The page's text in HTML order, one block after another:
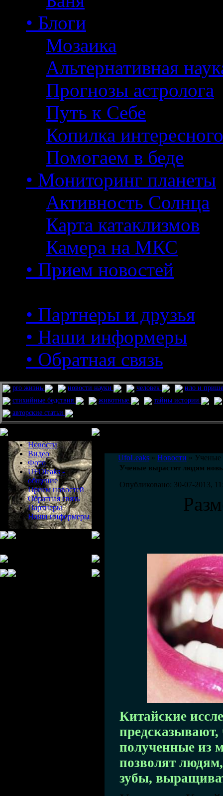
• Блоги
Мозаика
Альтернативная
Прогнозы астролога
Путь к Себе
Копилка интересного
Помогаем в беде
• Мониторинг планеты
Активность Солнца
Карта катаклизмов
Камера на МКС
• Прием новостей
• Партнеры и друзья
• Наши информеры
• Обратная связь
pro жизнь новости науки человек
нло и
стихийные бедствия
животные
тайны истории
авторские статьи
Новости
Видео
Фото
UFOleaks -
общение
Прием новостей
Обратная связь
Партнеры
Наши информеры
UfoLeaks » Новости » Ученые
Ученые вырастят людям
Опубликовано: 30-07-2013,
Китайские
предсказывают,
полученные из
позволят
зубы,